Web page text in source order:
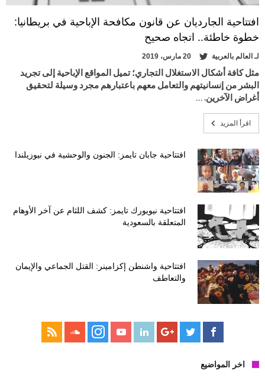
افتتاحية الجارديان عن قانون مكافحة الإباحية في بريطانيا:
خطوة خاطئة.. اتجاه صحيح
لـ العالم بالعربية 20 مارس، 2019
مثل كافة أشكال الاستغلال التجاري؛ تميل المواقع الإباحية إلى تجريد
البشر من إنسانيتهم والتعامل معهم باعتبارهم مجرد وسيلة لتحقيق
أغراض الآخرين. …
اقرأ المزيد
افتتاحية جابان تايمز: الجنون والوحشية في نيوزيلندا
افتتاحية نيويورك تايمز: كشف اللثام عن آخر الأوهام
المتعلقة بالسعودية
افتتاحية واشنطن إكزامينر: القتل الجماعي والإيمان
والتعاطف
اخر المواضيع